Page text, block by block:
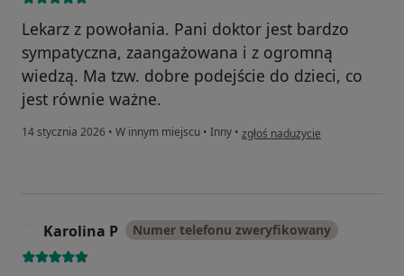
Lekarz z powołania. Pani doktor jest bardzo
sympatyczna, zaangażowana i z ogromną
wiedzą. Ma tzw. dobre podejście do dzieci, co
jest równie ważne.
14 stycznia 2026 • W innym miejscu • Inny • w opinii użytkownika Wioleta
zgłoś nadużycie
Karolina P Numer telefonu zweryfikowany